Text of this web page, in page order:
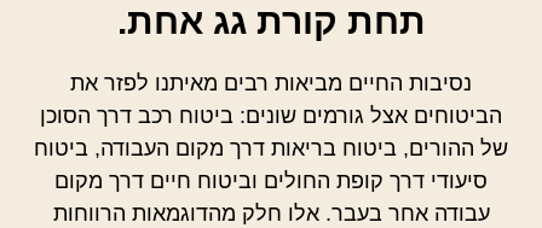
תחת קורת גג אחת.
נסיבות החיים מביאות רבים מאיתנו לפזר את
הביטוחים אצל גורמים שונים: ביטוח רכב דרך הסוכן
של ההורים, ביטוח בריאות דרך מקום העבודה, ביטוח
סיעודי דרך קופת החולים וביטוח חיים דרך מקום
עבודה אחר בעבר. אלו חלק מהדוגמאות הרווחות